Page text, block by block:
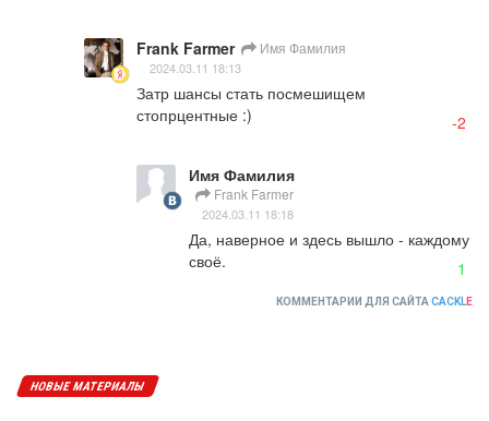
Frank Farmer Имя Фамилия
2024.03.11 18:13
Затр шансы стать посмешищем
стопрцентные :)
-2
Имя Фамилия
Frank Farmer
2024.03.11 18:18
Да, наверное и здесь вышло - каждому
своё.
1
КОММЕНТАРИИ ДЛЯ САЙТА CACKLE
НОВЫЕ МАТЕРИАЛЫ